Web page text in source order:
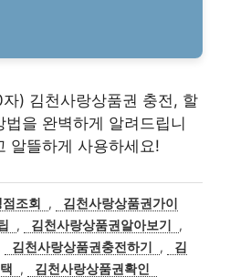
) 김천사랑상품권 충전, 할
을 완벽하게 알려드립니
알뜰하게 사용하세요!
조회 ,
김천사랑상품권가이
, 김천사랑상품권알아보기
,
김천사랑상품권충전하기 ,
김
, 김천사랑상품권확인